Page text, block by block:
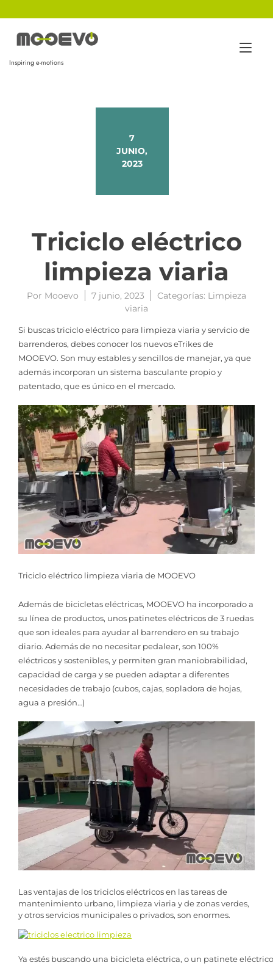
al
Inspiring e-motions
7
JUNIO,
2023
Triciclo eléctrico
limpieza viaria
Por Mooevo 7 junio, 2023 Categorías: Limpieza
viaria
Si buscas triciclo eléctrico para limpieza viaria y servicio de
barrenderos, debes conocer los nuevos eTrikes de
MOOEVO. Son muy estables y sencillos de manejar, ya que
además incorporan un sistema basculante propio y
patentado, que es único en el mercado.
Triciclo eléctrico limpieza viaria de MOOEVO
Además de bicicletas eléctricas, MOOEVO ha incorporado a
su línea de productos, unos patinetes eléctricos de 3 ruedas
que son ideales para ayudar al barrendero en su trabajo
diario. Además de no necesitar pedalear, son 100%
eléctricos y sostenibles, y permiten gran maniobrabilidad,
capacidad de carga y se pueden adaptar a diferentes
necesidades de trabajo (cubos, cajas, sopladora de hojas,
agua a presión…)
Las ventajas de los triciclos eléctricos en las tareas de
mantenimiento urbano, limpieza viaria y de zonas verdes,
y otros servicios municipales o privados, son enormes.
Ya estés buscando una bicicleta eléctrica, o un patinete